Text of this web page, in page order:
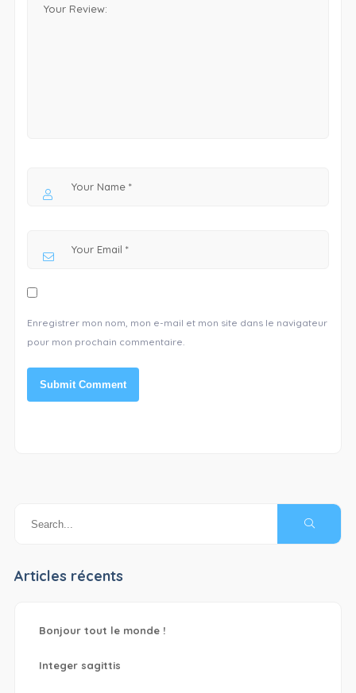
Enregistrer mon nom, mon e-mail et mon site dans le navigateur
pour mon prochain commentaire.
Articles récents
Bonjour tout le monde !
Integer sagittis